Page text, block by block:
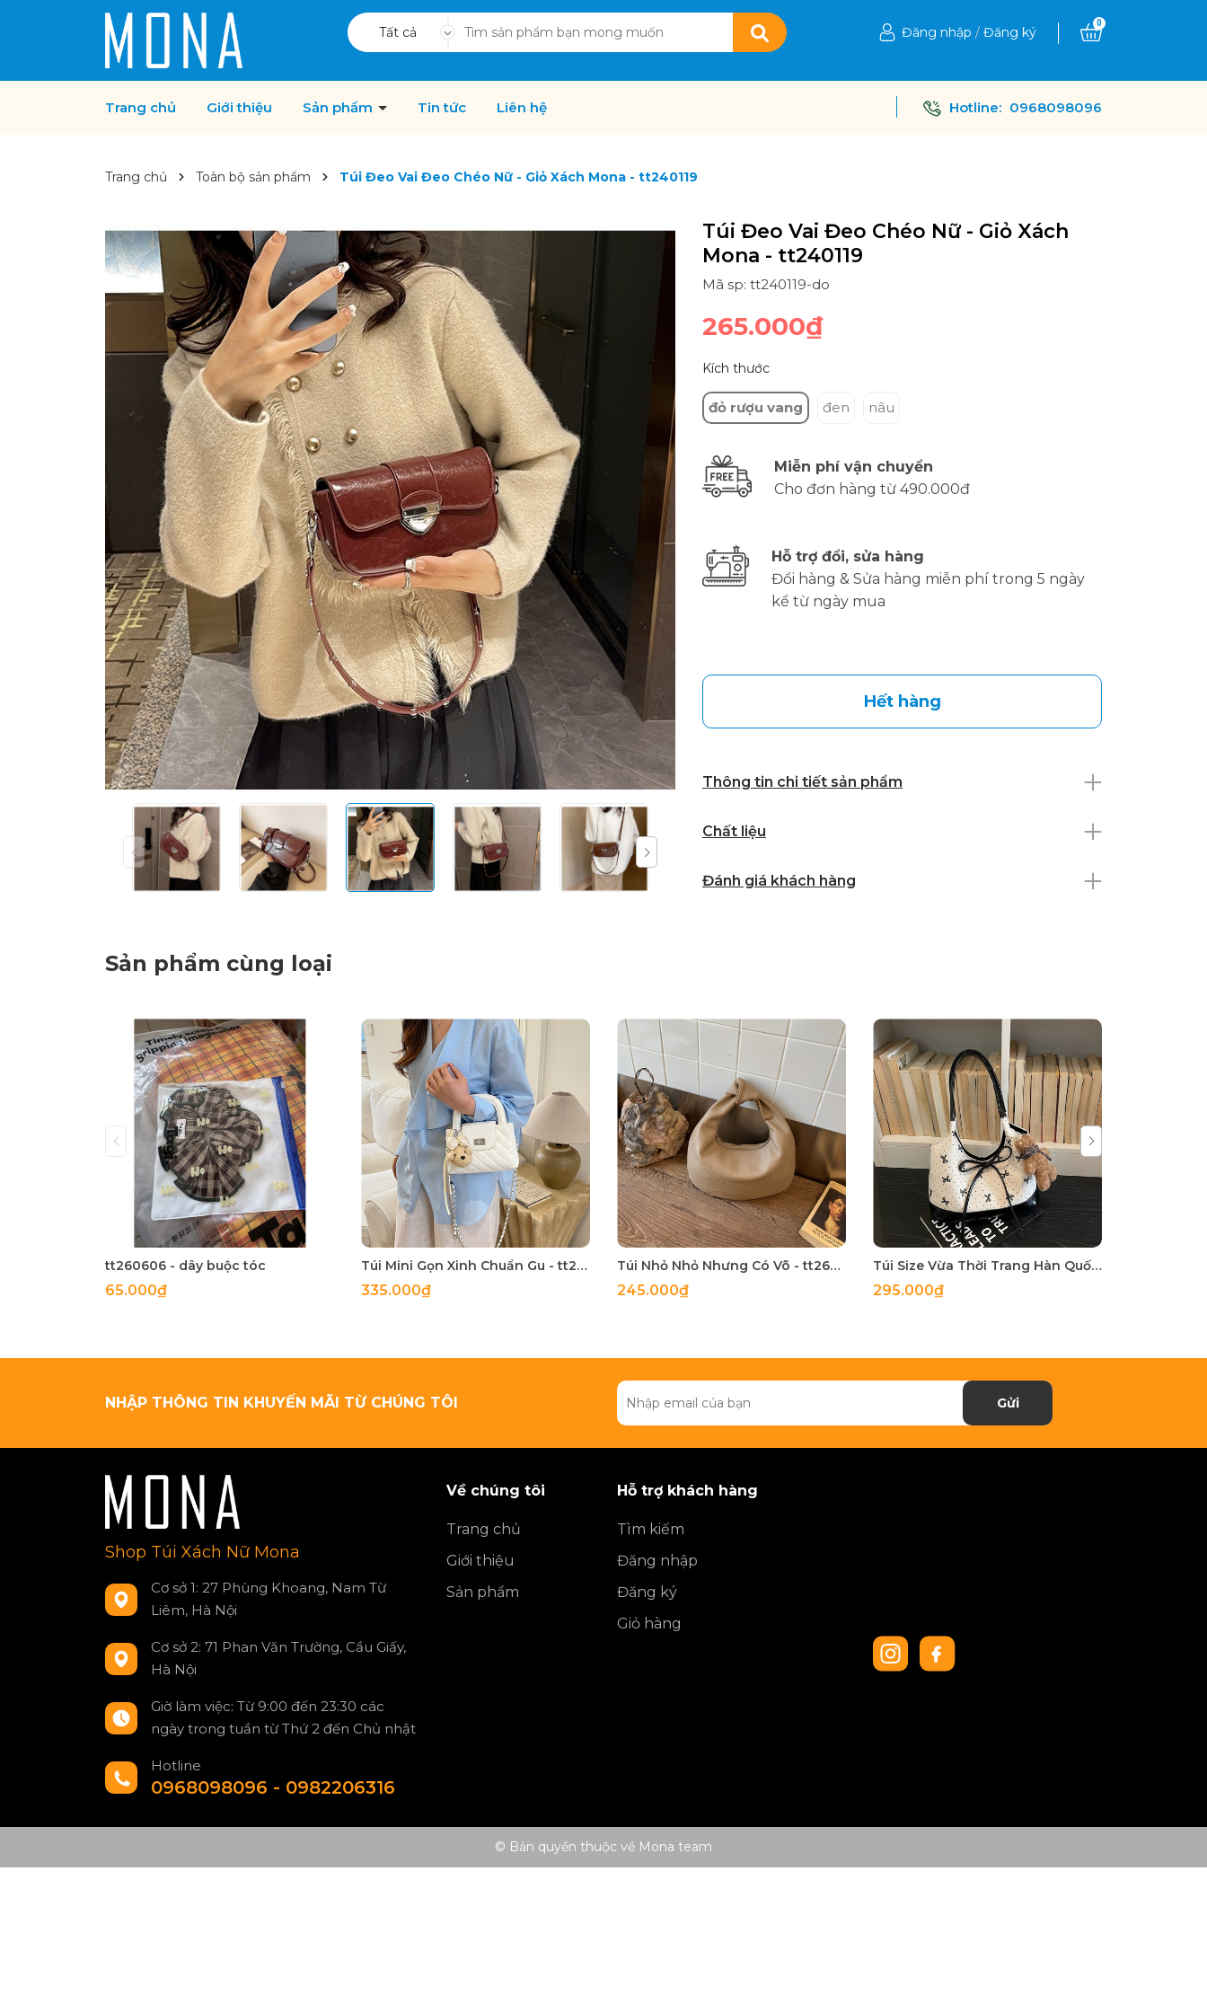
Tất cả Đăng nhập / Đăng ký
0
Trang chủ Giới thiệu Sản phẩm Tin tức Liên hệ Hotline: 0968098096
Trang chủ Toàn bộ sản phẩm Túi Đeo Vai Đeo Chéo Nữ - Giỏ Xách Mona - tt240119
Túi Đeo Vai Đeo Chéo Nữ - Giỏ Xách
Mona - tt240119
Mã sp: tt240119-do
265.000₫
Kích thước
đỏ rượu vang đen nâu
Miễn phí vận chuyển
Cho đơn hàng từ 490.000đ
Hỗ trợ đổi, sửa hàng
Đổi hàng & Sửa hàng miễn phí trong 5 ngày
kể từ ngày mua
Hết hàng
Thông tin chi tiết sản phẩm
Chất liệu
Đánh giá khách hàng
Sản phẩm cùng loại
tt260606 - dây buộc tóc
65.000₫
Túi Mini Gọn Xinh Chuẩn Gu - tt260518
335.000₫
Túi Nhỏ Nhỏ Nhưng Có Võ - tt260515
245.000₫
Túi Size Vừa Thời Trang Hàn Quốc - tt260513
295.000₫
NHẬP THÔNG TIN KHUYẾN MÃI TỪ CHÚNG TÔI Gửi
Shop Túi Xách Nữ Mona
Cơ sở 1: 27 Phùng Khoang, Nam Từ
Liêm, Hà Nội
Cơ sở 2: 71 Phan Văn Trường, Cầu Giấy,
Hà Nội
Giờ làm việc: Từ 9:00 đến 23:30 các
ngày trong tuần từ Thứ 2 đến Chủ nhật
Hotline
0968098096 - 0982206316
Về chúng tôi
Trang chủ
Giới thiệu
Sản phẩm
Hỗ trợ khách hàng
Tìm kiếm
Đăng nhập
Đăng ký
Giỏ hàng
© Bản quyền thuộc về Mona team